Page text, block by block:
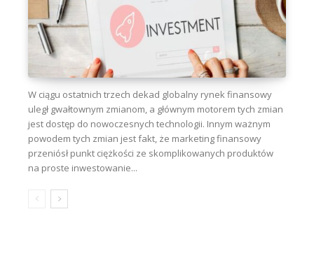
W ciągu ostatnich trzech dekad globalny rynek finansowy
uległ gwałtownym zmianom, a głównym motorem tych zmian
jest dostęp do nowoczesnych technologii. Innym ważnym
powodem tych zmian jest fakt, że marketing finansowy
przeniósł punkt ciężkości ze skomplikowanych produktów
na proste inwestowanie...